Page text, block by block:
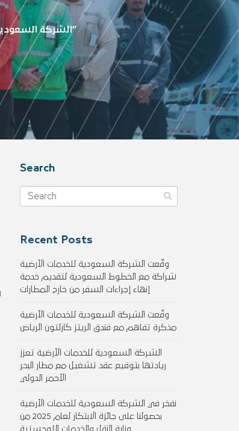
الشركة السعودية للخدمات الأرضية تحقق أهداف برنامج “توطين”
Search
Recent Posts
وقّعت الشركة السعودية للخدمات الأرضية
شراكة مع الخطوط السعودية لتقديم خدمة
إنهاء إجراءات السفر من خارج المطارات
وقّعت الشركة السعودية للخدمات الأرضية
مذكرة تفاهم مع فندق الريتز كارلتون الرياض
الشركة السعودية للخدمات الأرضية تعزز
ريادتها بتوقيع عقد تشغيل مع مطار البحر
الأحمر الدولي
نفخر في الشركة السعودية للخدمات الأرضية
بحصولنا على جائزة الابتكار لعام 2025 من
وزارة النقل والخدمات اللوجستية